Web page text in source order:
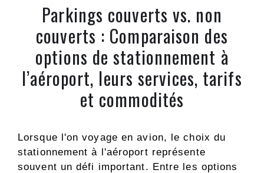
Parkings couverts vs. non
couverts : Comparaison des
options de stationnement à
l’aéroport, leurs services, tarifs
et commodités
Lorsque l'on voyage en avion, le choix du
stationnement à l'aéroport représente
souvent un défi important. Entre les options